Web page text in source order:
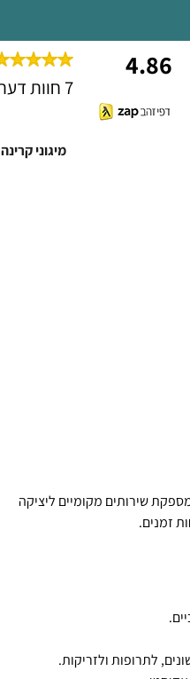
4.86
7 חוות דעת
מיגוני קרינה
שירותים מקומיים ליציקה
זמנים.
לתרופות ולזריקות.